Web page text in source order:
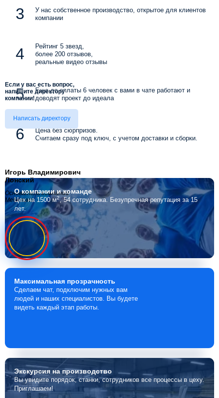
У нас собственное производство, открытое для клиентов
компании
Рейтинг 5 звезд,
более 200 отзывов,
реальные видео отзывы
Еще до оплаты 6 человек с вами в чате работают и
доводят проект до идеала
Цена без сюрпризов.
Считаем сразу под ключ, с учетом доставки и сборки.
Если у вас есть вопрос,
напишите директору
компании!
Написать директору
Игорь Владимирович
Лонский
Основатель компании
Мебелино
О компаниии команде
Цех на 1500 м2, 54 сотрудника. Безупречная репутация за 15
лет.
Максимальная прозрачность
Сделаем чат, подключим нужных вам
людей и наших специалистов. Вы будете
видеть каждый этап работы.
Экскурсияна производство
Вы увидите порядок, станки, сотрудников все процессы в цеху.
Приглашаем!